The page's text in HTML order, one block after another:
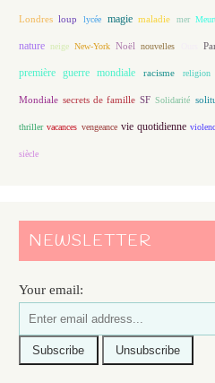
Londres loup lycée magie maladie mer
nature neige New-York Noël nouvelles
première guerre mondiale racisme religion
Mondiale secrets de famille SF Solidarité
thriller vacances vengeance vie quotidienne
siècle
NEWSLETTER
Your email: